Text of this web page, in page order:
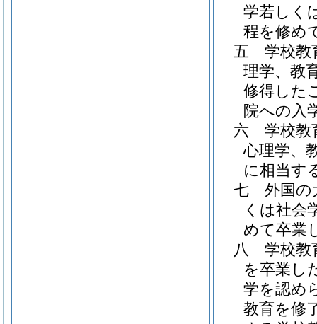
学若しく
程を修め
五
学校教
理学、教
修得した
院への入
六
学校教
心理学、
に相当す
七
外国の
くは社会
めて卒業
八
学校教
を卒業し
学を認め
教育を修